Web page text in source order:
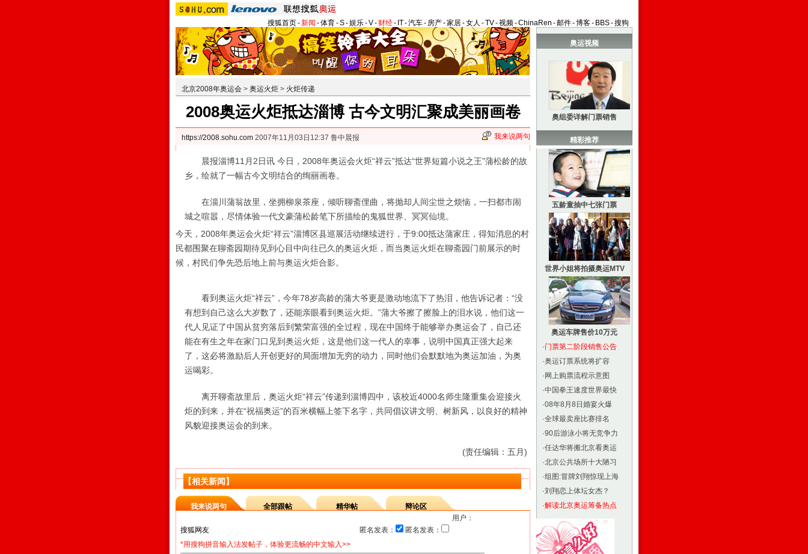
搜狐首页-新闻 -体育-S-娱乐-V- 财经- IT-汽车- 房产-家居-女人 -TV-视频-ChinaRen -邮件-博客- BBS-搜狗
北京2008年奥运会 > 奥运火炬 > 火炬传递
2008奥运火炬抵达淄博 古今文明汇聚成美丽画卷
https://2008.sohu.com 2007年11月03日12:37 鲁中晨报 我来说两句
晨报淄博11月2日讯 今日，2008年奥运会火炬“祥云”抵达“世界短篇小说之王”蒲松龄的故
乡，绘就了一幅古今文明结合的绚丽画卷。
在淄川蒲翁故里，坐拥柳泉茶座，倾听聊斋俚曲，将抛却人间尘世之烦恼，一扫都市闹
城之喧嚣，尽情体验一代文豪蒲松龄笔下所描绘的鬼狐世界、冥冥仙境。
今天，2008年奥运会火炬“祥云”淄博区县巡展活动继续进行，于9:00抵达蒲家庄，得知消息的村
民都围聚在聊斋园期待见到心目中向往已久的奥运火炬，而当奥运火炬在聊斋园门前展示的时
候，村民们争先恐后地上前与奥运火炬合影。
看到奥运火炬“祥云”，今年78岁高龄的蒲大爷更是激动地流下了热泪，他告诉记者：“没
有想到自己这么大岁数了，还能亲眼看到奥运火炬。”蒲大爷擦了擦脸上的泪水说，他们这一
代人见证了中国从贫穷落后到繁荣富强的全过程，现在中国终于能够举办奥运会了，自己还
能在有生之年在家门口见到奥运火炬，这是他们这一代人的幸事，说明中国真正强大起来
了，这必将激励后人开创更好的局面增加无穷的动力，同时他们会默默地为奥运加油，为奥
运喝彩。
离开聊斋故里后，奥运火炬“祥云”传递到淄博四中，该校近4000名师生隆重集会迎接火
炬的到来，并在“祝福奥运”的百米横幅上签下名字，共同倡议讲文明、树新风，以良好的精神
风貌迎接奥运会的到来。
(责任编辑：五月)
【相关新闻】
我来说两句 全部跟帖 精华帖
辩论区
用户：
匿名发表：
匿名发表：
*用搜狗拼音输入法发帖子，体验更流畅的中文输入>>
奥运视频
奥组委详解门票销售
精彩推荐
五龄童抽中七张门票
世界小姐将拍摄奥运MTV
奥运车牌售价10万元
·门票第二阶段销售公告
·奥运订票系统将扩容
· 网上购票流程示意图
·中国拳王速度世界最快
·08年8月8日婚宴火爆
·全球最卖座比赛排名
·90后游泳小将无竞争力
·任达华将搬北京看奥运
·北京公共场所十大陋习
·组图:冒牌刘翔惊现上海
·刘翔恋上体坛女杰？
·解读北京奥运筹备热点